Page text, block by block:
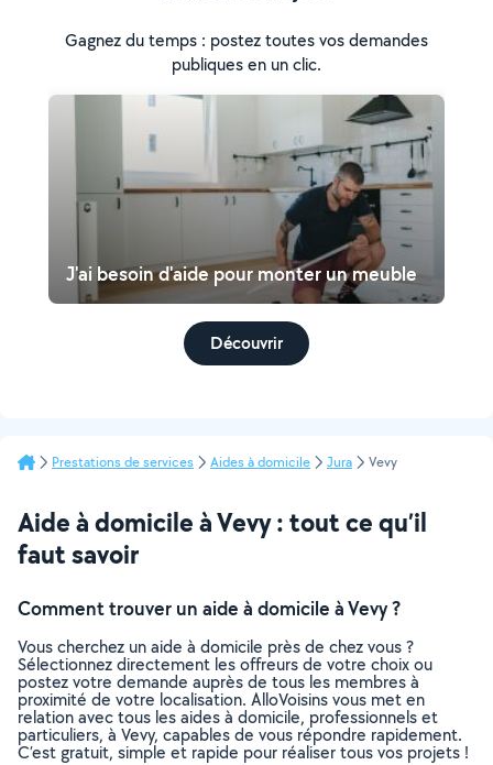
Gagnez du temps : postez toutes vos demandes
publiques en un clic.
J'ai besoin d'aide pour monter un meuble
Découvrir
Prestations de services Aides à domicile Jura Vevy
Aide à domicile à Vevy : tout ce qu’il
faut savoir
Comment trouver un aide à domicile à Vevy ?
Vous cherchez un aide à domicile près de chez vous ?
Sélectionnez directement les offreurs de votre choix ou
postez votre demande auprès de tous les membres à
proximité de votre localisation. AlloVoisins vous met en
relation avec tous les aides à domicile, professionnels et
particuliers, à Vevy, capables de vous répondre rapidement.
C’est gratuit, simple et rapide pour réaliser tous vos projets !